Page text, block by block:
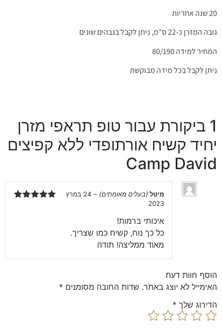
20 שנה אחריות
גובה המזרן כ-22 ס"מ, ניתן לקבל בגבהים שונים
המחיר למידה 80/190
ניתן לקבל בכל מידה מבוקשת
1 ביקורת עבור
טופ תראפי מזרן
יחיד קשיח אורתופדי ללא קפיצים
Camp David
מיטל (בעלים מאומתים) –
24 במרץ
2023
איכותי ברמות!
כל כך נוח, קשיח כמו שצריך.
מאוד ממליצה! תודה
הוסף חוות דעת
האימייל לא יוצג באתר. שדות החובה מסומנים *
הדירוג שלך *